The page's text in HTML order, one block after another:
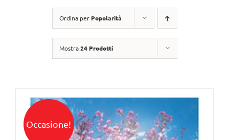
Ordina per Popolarità
Mostra24 Prodotti
Occasione!